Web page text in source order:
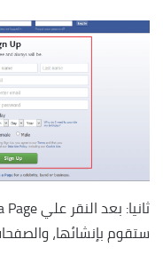
ستقوم بإنشائها،